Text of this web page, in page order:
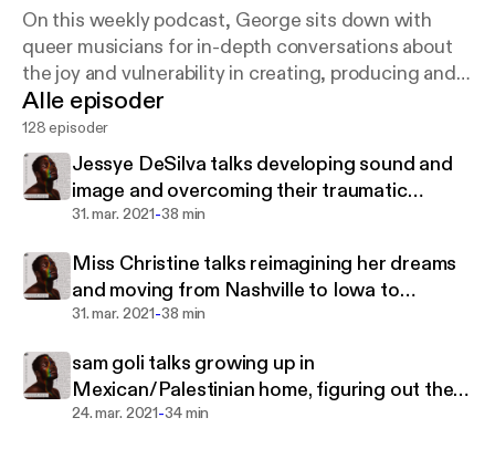
On this weekly podcast, George sits down with
queer musicians for in-depth conversations about
the joy and vulnerability in creating, producing and
performing music. Join us as we discover how
music is used to express the queer condition.
Alle episoder
128 episoder
Jessye DeSilva talks developing sound and
image and overcoming their traumatic
religious upbringing
31. mar. 2021-38 min
Miss Christine talks reimagining her dreams
and moving from Nashville to Iowa to
rediscover herself
31. mar. 2021-38 min
sam goli talks growing up in
Mexican/Palestinian home, figuring out their
gender & musical identity
24. mar. 2021-34 min